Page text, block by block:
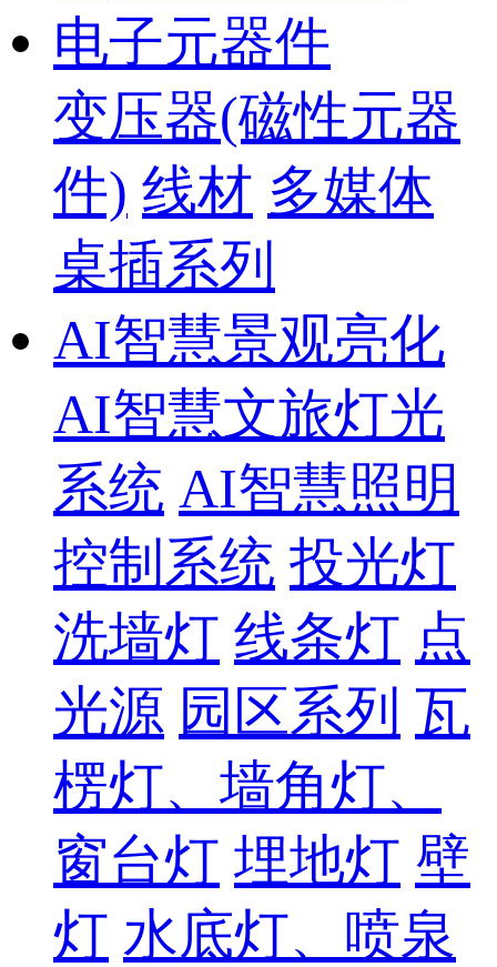
电子元器件
变压器(磁性元器
件) 线材 多媒体
桌插系列
AI智慧景观亮化
AI智慧文旅灯光
系统 AI智慧照明
控制系统 投光灯
洗墙灯 线条灯 点
光源 园区系列 瓦
楞灯、墙角灯、
窗台灯 埋地灯 壁
灯 水底灯、喷泉